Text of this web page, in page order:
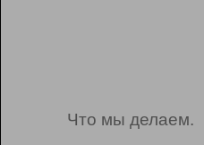
Что мы делаем.